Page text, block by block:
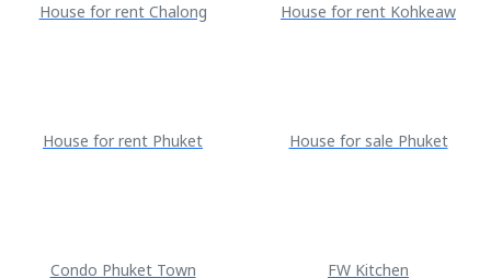
House for rent Chalong House for rent Kohkeaw
House for rent Phuket House for sale Phuket
Condo Phuket Town FW Kitchen